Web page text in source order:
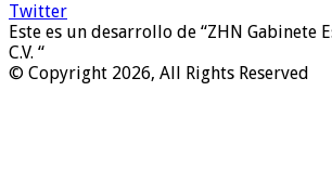
Twitter
Este es un desarrollo de “ZHN Gabinete
C.V. “
© Copyright 2026, All Rights Reserved